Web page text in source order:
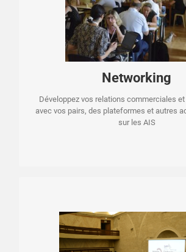
Networking
Développez vos relations commerciales
avec vos pairs, des plateformes et autres
sur les AIS
Cette édition est organisée en partenariat
ANTIBODY INDUSTRIAL
! Une occasion
de développer vos relations commerciales
avec vos pairs, les pôles, plateformes et
d’ordres de ces journées.
EN SAVOIR PLUS SUR LES
Le 30 juin